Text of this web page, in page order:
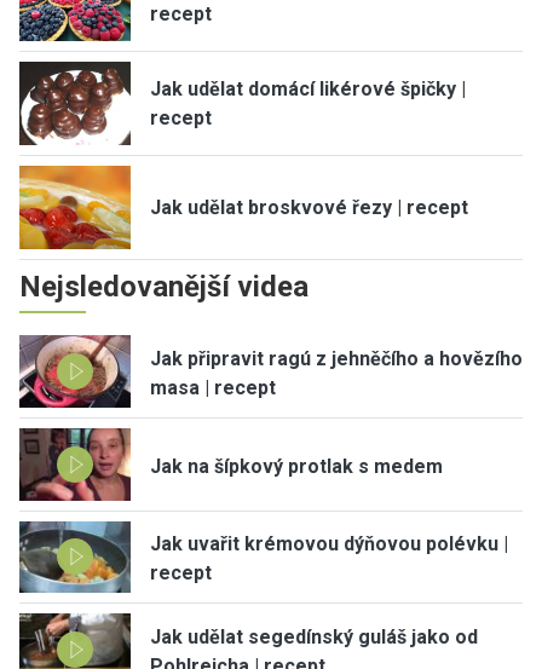
recept
Jak udělat domácí likérové špičky |
recept
Jak udělat broskvové řezy | recept
Nejsledovanější videa
Jak připravit ragú z jehněčího a hovězího
masa | recept
Jak na šípkový protlak s medem
Jak uvařit krémovou dýňovou polévku |
recept
Jak udělat segedínský guláš jako od